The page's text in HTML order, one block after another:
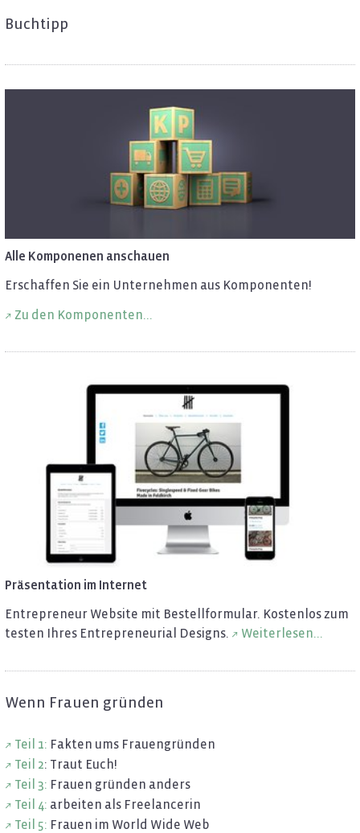
Buch­tipp
Alle Kom­po­ne­nen an­schau­en
Er­schaf­fen Sie ein Un­ter­neh­men aus Kom­po­nen­ten!
Zu den Kom­po­nen­ten...
Prä­sen­ta­ti­on im In­ter­net
En­tre­pre­neur Web­site mit Be­stell­for­mu­lar. Kos­ten­los zum
tes­ten Ihres En­tre­pre­neu­ri­al De­signs.
Wei­ter­le­sen...
Wenn Frau­en grün­den
Teil 1: Fak­ten ums Frau­en­grün­den
Teil 2: Traut Euch!
Teil 3: Frau­en grün­den an­ders
Teil 4: ar­bei­ten als Fre­e­lan­ce­rin
Teil 5: Frau­en im World Wide Web